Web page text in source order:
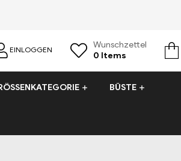
EINLOGGEN
Wunschzettel
0 Items
BÜSTE